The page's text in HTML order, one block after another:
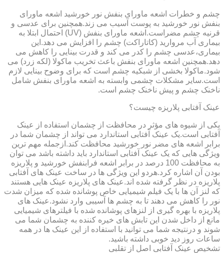
چشم و خطرات اشعه ماورای بنفش نور خورشید اشعه ماورای
بنفش نور خورشید به پوست آسیب می زند.همچنین برای عدسی و
قرنیه چشم مضراست.اشعه ماورای بنفش (UV) احتمال ابتلا به
بیماری آب مروارید (کاتاراکت) چشم را افزایش می دهد.این
بیماری،عدسی چشم را کدر می کند و قدرت بینایی را کاهش می
دهد.همچنین اشعه ماورای بنفش باعث تخریب ماکولا (لکه زرد) می
شود.ماکولا بخشی از شبکیه چشم است که برای وضوح بینایی لازم
است.سایر مشکلات چشمی وابسته به اشعه ماورای بنفش شامل
ناخنک چشم و پیش ناخنک چشم است.
عینک آفتابی پلاریزه چیست؟
یکی از شیوه های مؤثر در محافظت از چشمان استفاده از عینک
آفتابی است.یک عینک آفتابی استاندارد می تواند از چشمان شما در
برابر اشعه های مضر نور خورشید محافظت کند.ازجمله مهم ترین
ویژگی هایی که یک عینک آفتابی استاندارد باید داشته باشد می توان
به محافظت 100 درصد در برابر اشعه فرابنفش خورشید و پلاریزه
بودن آن اشاره کرد.هردو این ویژگی ها در ساخت عینک های آفتابی
پلاریزه در نظر گرفته شده اند.عینک های پلاریزه عینک هایی هستند
که لنز آن ها با یک فیلم شیمیایی خاص پوشانده شده که میزان شدت
نور را کاهش می دهند تا به چشم ها آسیبی وارد نشود.عینک های
پلاریزه با بهره گیری از لنزهای پوشانده شده با فیلترهای شیمیایی
مانع از داخل شدن این تابش های خیره کننده به چشمان شما می
شوند و درنتیجه شما می توانید با استفاده از این عینک ها در همه
ساعات روز دید خوبی داشته باشید.
تشخیص عینک آفتابی اصل از تقلبی